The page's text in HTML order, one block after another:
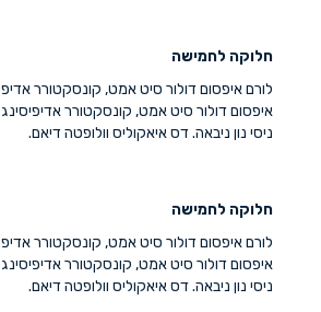
חלוקה לחמישה
לורם איפסום דולור סיט אמט, קונסקטורר
איפסום דולור סיט אמט, קונסקטורר
ניסי נון ניבאה. דס איאקוליס וולופטה דיאם.
חלוקה לחמישה
לורם איפסום דולור סיט אמט, קונסקטורר
איפסום דולור סיט אמט, קונסקטורר
ניסי נון ניבאה. דס איאקוליס וולופטה דיאם.